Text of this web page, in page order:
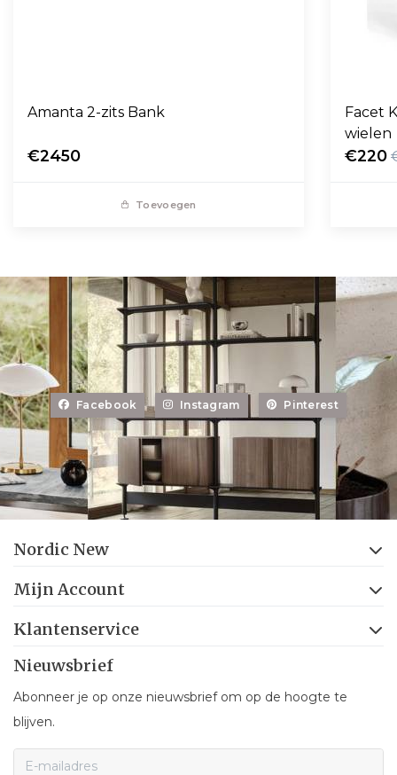
Amanta 2-zits Bank
€2450
Toevoegen
Facet
wielen
€220
Facebook Instagram Pinterest
Nordic New
Mijn Account
Klantenservice
Nieuwsbrief
Abonneer je op onze nieuwsbrief om op de hoogte te
blijven.